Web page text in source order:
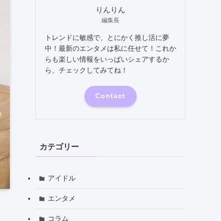
りんりん
編集長
トレンドに敏感で、とにかく推し活に夢
中！最新のエンタメは私に任せて！これか
らも楽しい情報をいっぱいシェアするか
ら、チェックしてみてね！
Contact
カテゴリー
アイドル
エンタメ
コラム